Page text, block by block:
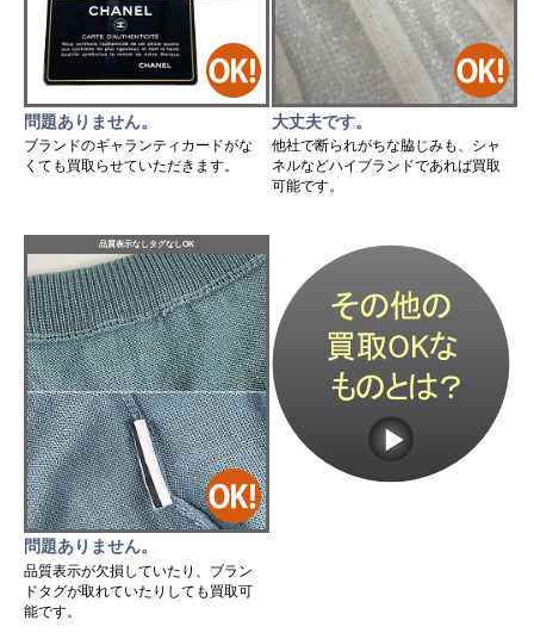
問題ありません。
ブランドのギャランティカードがな
くても買取らせていただきます。
大丈夫です。
他社で断られがちな脇じみも、シャ
ネルなどハイブランドであれば買取
可能です。
品質表示なしタグなしOK
問題ありません。
品質表示が欠損していたり、ブラン
ドタグが取れていたりしても買取可
能です。